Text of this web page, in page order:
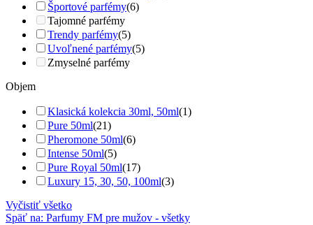
Športové parfémy(6)
Tajomné parfémy
Trendy parfémy(5)
Uvoľnené parfémy(5)
Zmyselné parfémy
Objem
Klasická kolekcia 30ml, 50ml(1)
Pure 50ml(21)
Pheromone 50ml(6)
Intense 50ml(5)
Pure Royal 50ml(17)
Luxury 15, 30, 50, 100ml(3)
Vyčistiť všetko
Späť na: Parfumy FM pre mužov - všetky